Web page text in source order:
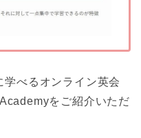
学べるオンライン英会
をご紹介いただ